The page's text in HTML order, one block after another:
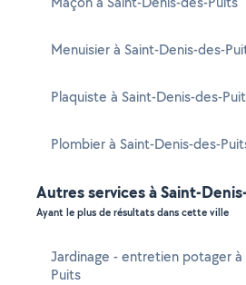
Menuisier à Saint-Denis-des-
Plaquiste à Saint-Denis-des-
Plombier à Saint-Denis-des-
Autres services à Saint-
Ayant le plus de résultats dans cette ville
Jardinage - entretien potager à
Puits